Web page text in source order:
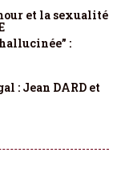
et la sexualité
:
: Jean DARD et